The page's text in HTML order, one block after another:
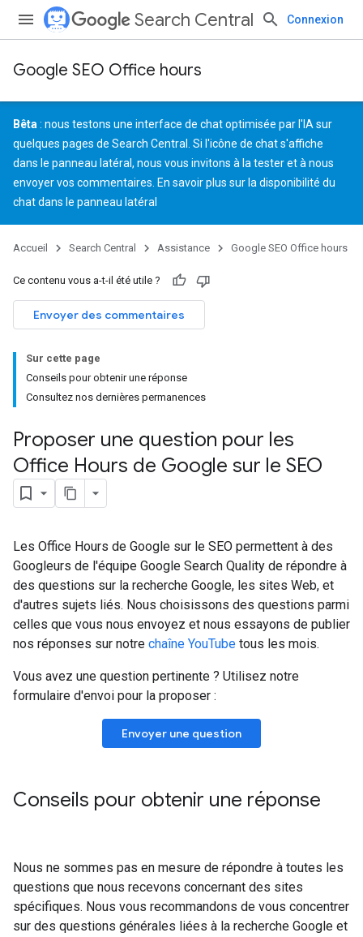
Search Central Connexion
Google SEO Office hours
Bêta : nous testons une interface de chat optimisée par l'IA sur
quelques pages de Search Central. Si l'icône de chat s'affiche
dans le panneau latéral, nous vous invitons à la tester et à nous
envoyer vos commentaires . En savoir plus sur la disponibilité du
chat dans le panneau latéral
Accueil Search Central Assistance Google SEO Office hours
Ce contenu vous a-t-il été utile ?
Envoyer des commentaires
Sur cette page
Conseils pour obtenir une réponse
Consultez nos dernières permanences
Proposer une question pour les
Office Hours de Google sur le SEO
Les Office Hours de Google sur le SEO permettent à des
Googleurs de l'équipe Google Search Quality de répondre à
des questions sur la recherche Google, les sites Web, et
d'autres sujets liés. Nous choisissons des questions parmi
celles que vous nous envoyez et nous essayons de publier
nos réponses sur notre chaîne YouTube tous les mois.
Vous avez une question pertinente ? Utilisez notre
formulaire d'envoi pour la proposer :
Envoyer une question
Conseils pour obtenir une réponse
Nous ne sommes pas en mesure de répondre à toutes les
questions que nous recevons concernant des sites
spécifiques. Nous vous recommandons de vous concentrer
sur des questions générales liées à la recherche Google et